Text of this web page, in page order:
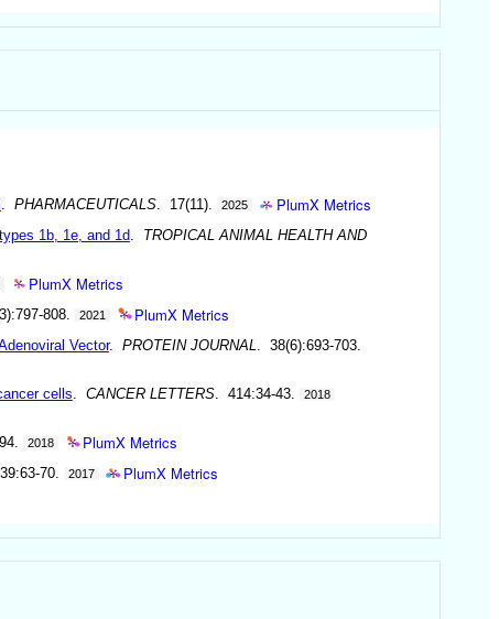
PHARMACEUTICALS. 17(11). 2025 PlumX Metrics
1b, 1e, and 1d
TROPICAL ANIMAL HEALTH AND
PlumX Metrics
808. 2021 PlumX Metrics
Vector. PROTEIN JOURNAL . 38(6):693-703.
cells CANCER LETTERS. 414:34-43. 2018
2018 PlumX Metrics
70. 2017 PlumX Metrics